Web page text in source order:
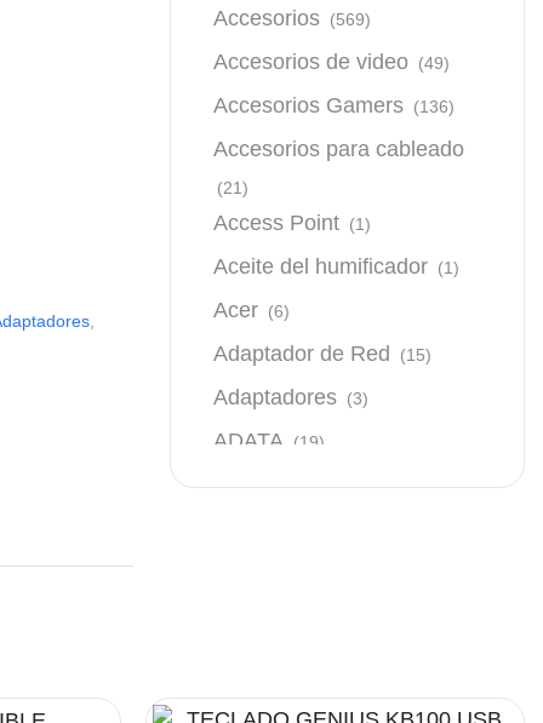
,
Accesorios (569)
Accesorios de video (49)
Accesorios Gamers (136)
Accesorios para cableado
(21)
Access Point (1)
Aceite del humificador (1)
Acer (6)
Adaptador de Red (15)
Adaptadores (3)
ADATA (19)
Almacenamiento (64)
Asus (24)